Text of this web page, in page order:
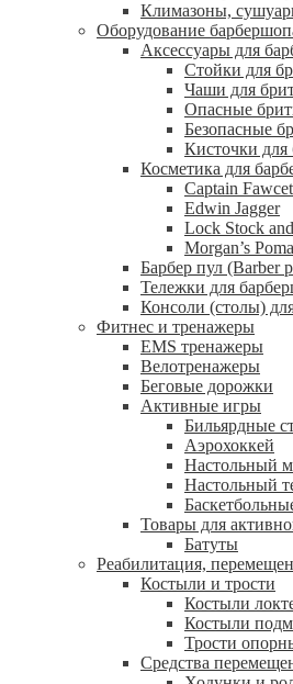
Климазоны,
Оборудование
Аксессуары для
Стойки для
Чаши для
Опасные
Безопасные
Кисточки для
Косметика для
Captain
Edwin Jagger
Lock Stock
Morgan’s
Барбер пул (Barber
Тележки для
Консоли (столы)
Фитнес и тренажеры
EMS тренажеры
Велотренажеры
Беговые дорожки
Активные игры
Бильярдные
Аэрохоккей
Настольный
Настольный
Товары для
Батуты
Реабилитация,
Костыли и трости
Костыли
Костыли
Трости
Средства